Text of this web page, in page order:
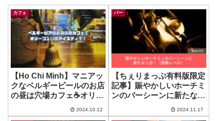
カフェ
【Ho Chi Minh】マニアッ
クなベルギービールのお店
の昼は穴場カフェ☕️オリー
~ LAGOM CAFE
2024.10.12
バー
【ちぇりまっぷ有料版限定
記事】賑やかしいホーチミ
ンのバーシーンに新たな１
2024.11.17